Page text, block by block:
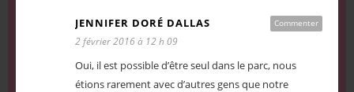
Commenter
JENNIFER DORÉ DALLAS
2 février 2016 à 12 h 09
Oui, il est possible d’être seul dans le parc, nous
étions rarement avec d’autres gens que notre